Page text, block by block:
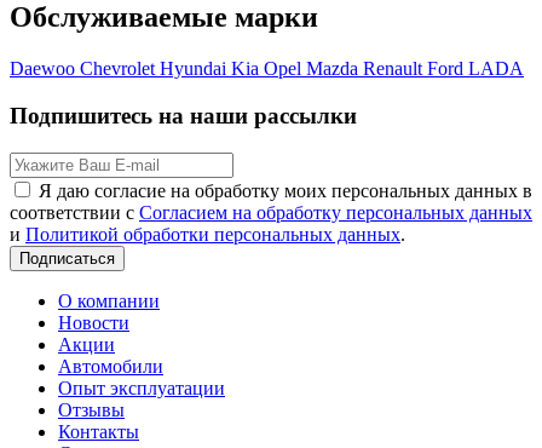
Обслуживаемые марки
Daewoo Chevrolet Hyundai Kia Opel Mazda Renault Ford LADA
Подпишитесь на наши рассылки
Я даю согласие на обработку моих персональных данных в
соответствии с Согласием на обработку персональных данных
и Политикой обработки персональных данных.
Подписаться
О компании
Новости
Акции
Автомобили
Опыт эксплуатации
Отзывы
Контакты